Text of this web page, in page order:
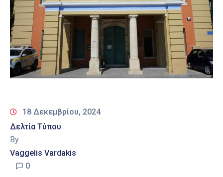
Ψηφιακές
Υπηρεσίες
Επικοινωνία
18 Δεκεμβρίου, 2024
Δελτία Τύπου
By
Vaggelis Vardakis
0